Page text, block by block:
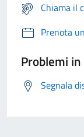
Chiama il
Prenota
Problemi
Segnala